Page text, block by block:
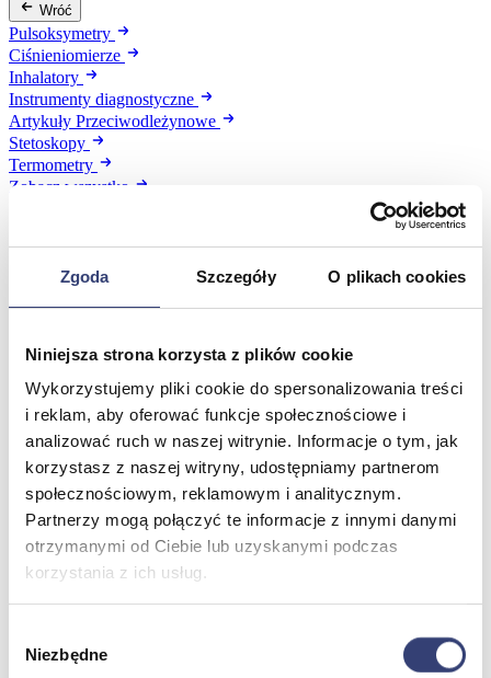
Zgoda Szczegóły O plikach cookies
Niniejsza strona korzysta z plików cookie
Wykorzystujemy pliki cookie do spersonalizowania treści
i reklam, aby oferować funkcje społecznościowe i
analizować ruch w naszej witrynie. Informacje o tym, jak
korzystasz z naszej witryny, udostępniamy partnerom
społecznościowym, reklamowym i analitycznym.
Partnerzy mogą połączyć te informacje z innymi danymi
otrzymanymi od Ciebie lub uzyskanymi podczas
korzystania z ich usług.
zgody
Niezbędne
Wróć
Pulsoksymetry
Ciśnieniomierze
Inhalatory
Instrumenty diagnostyczne
Artykuły Przeciwodleżynowe
Stetoskopy
Termometry
Zobacz wszystko
Wróć
Pielęgnacja mebli
Stoły
Parawany
Fotele
Zobacz wszystko
Spa & Wellness
Wróć
Fotele do masażu
Zdrowie i uroda
Zobacz wszystko